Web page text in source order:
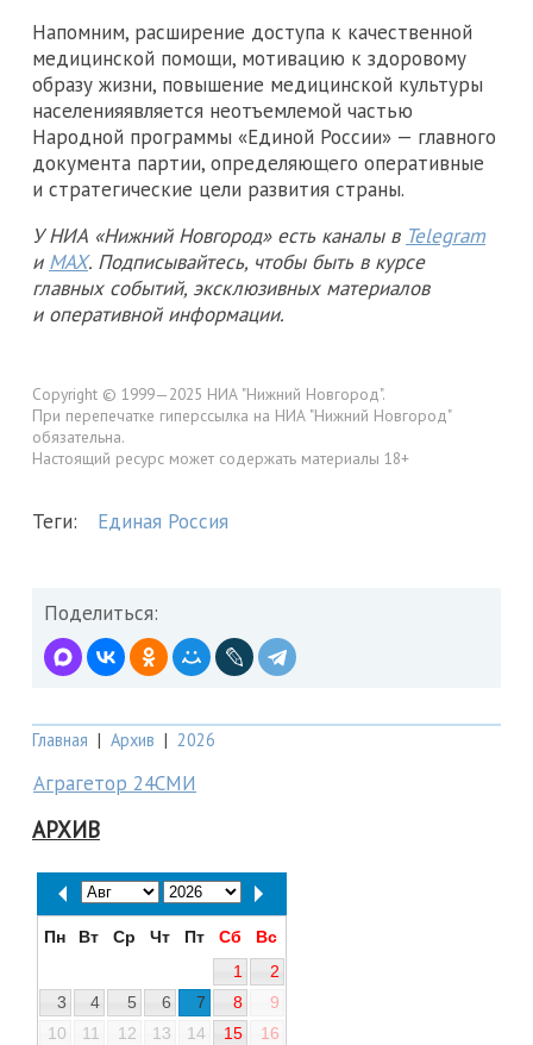
Напомним, расширение доступа к качественной
медицинской помощи, мотивацию к здоровому
образу жизни, повышение медицинской культуры
населенияявляется неотъемлемой частью
Народной программы «Единой России» — главного
документа партии, определяющего оперативные
и стратегические цели развития страны.
У НИА «Нижний Новгород» есть каналы в Telegram
и MAX. Подписывайтесь, чтобы быть в курсе
главных событий, эксклюзивных материалов
и оперативной информации.
Copyright © 1999—2025 НИА "Нижний Новгород".
При перепечатке гиперссылка на НИА "Нижний Новгород"
обязательна.
Настоящий ресурс может содержать материалы 18+
Теги: Единая Россия
Поделиться:
Главная | Архив | 2026
Аграгетор 24СМИ
АРХИВ
Пн Вт Ср Чт Пт Сб
Вс
1
2
3
4 5 6 7 8
9
10
11 12 13 14 15
16